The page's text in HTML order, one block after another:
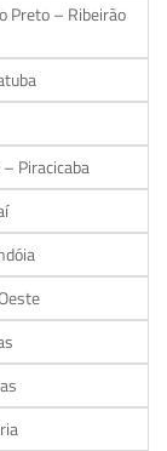
Preto – Ribeirão
Piracicaba